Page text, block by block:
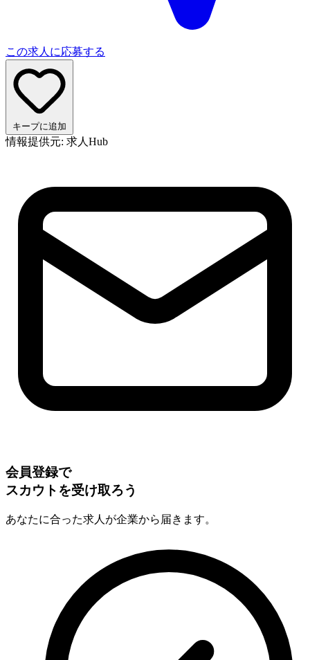
この求人に応募する
キープに追加
情報提供元: 求人Hub
会員登録で
スカウトを受け取ろう
あなたに合った求人が企業から届きます。